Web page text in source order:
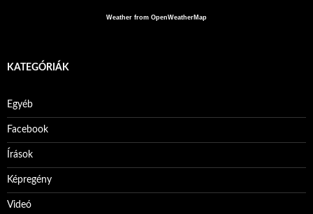
Weather from OpenWeatherMap
KATEGÓRIÁK
Egyéb
Facebook
Írások
Képregény
Videó